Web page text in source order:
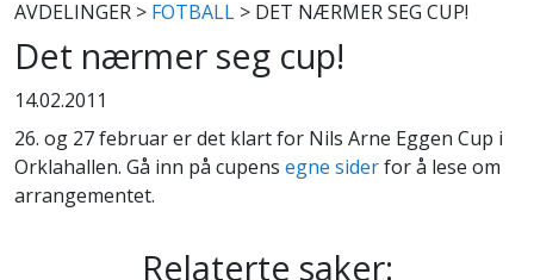
AVDELINGER > FOTBALL > DET NÆRMER SEG CUP!
Det nærmer seg cup!
14.02.2011
26. og 27 februar er det klart for Nils Arne Eggen Cup i
Orklahallen. Gå inn på cupens egne siderfor å lese om
arrangementet.
Relaterte saker: